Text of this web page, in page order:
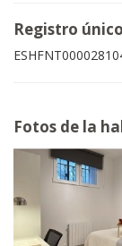
Registro
Fotos de la